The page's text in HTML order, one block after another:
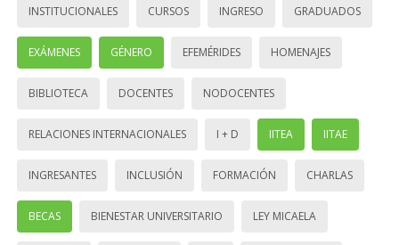
INSTITUCIONALES CURSOS INGRESO GRADUADOS
EXÁMENES GÉNERO EFEMÉRIDES HOMENAJES
BIBLIOTECA DOCENTES NODOCENTES
RELACIONES INTERNACIONALES I + D IITEA IITAE
INGRESANTES INCLUSIÓN FORMACIÓN CHARLAS
BECAS BIENESTAR UNIVERSITARIO LEY MICAELA